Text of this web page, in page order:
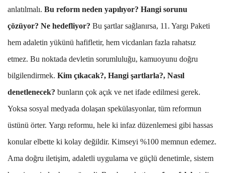
anlatılmalı. Bu reform neden yapılıyor? Hangi sorunu
çözüyor? Ne hedefliyor? Bu şartlar sağlanırsa, 11. Yargı Paketi
hem adaletin yükünü hafifletir, hem vicdanları fazla rahatsız
etmez. Bu noktada devletin sorumluluğu, kamuoyunu doğru
bilgilendirmek. Kim çıkacak?, Hangi şartlarla?, Nasıl
denetlenecek? bunların çok açık ve net ifade edilmesi gerek.
Yoksa sosyal medyada dolaşan spekülasyonlar, tüm reformun
üstünü örter. Yargı reformu, hele ki infaz düzenlemesi gibi hassas
konular elbette ki kolay değildir. Kimseyi %100 memnun edemez.
Ama doğru iletişim, adaletli uygulama ve güçlü denetimle, sistem